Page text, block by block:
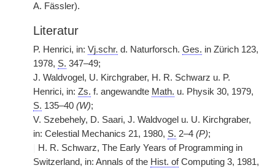
A. Fässler).
Literatur
P. Henrici, in: Vj.schr. d. Naturforsch. Ges. in Zürich 123,
1978, S. 347–49;
J. Waldvogel, U. Kirchgraber, H. R. Schwarz u. P.
Henrici, in: Zs. f. angewandte Math. u. Physik 30, 1979,
S. 135–40 (W);
V. Szebehely, D. Saari, J. Waldvogel u. U. Kirchgraber,
in: Celestial Mechanics 21, 1980, S. 2–4 (P);
H. R. Schwarz, The Early Years of Programming in
Switzerland, in: Annals of the Hist. ofComputing 3, 1981,